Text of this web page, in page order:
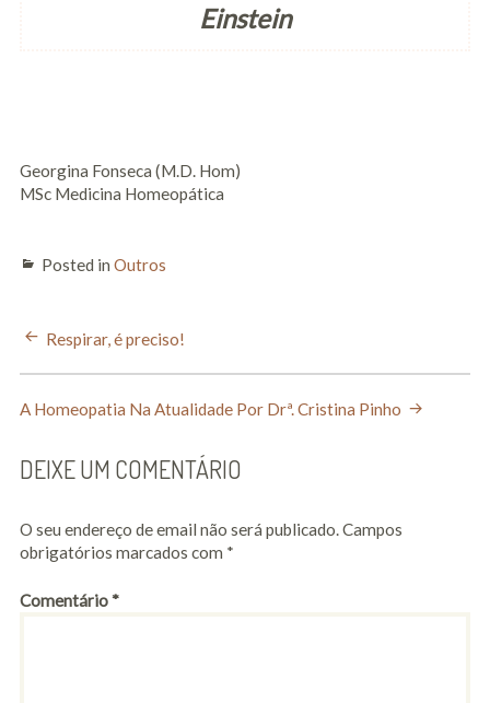
Einstein
Georgina Fonseca (M.D. Hom)
MSc Medicina Homeopática
Posted in Outros
POST
NAVIGATION
Respirar, é preciso!
A Homeopatia Na Atualidade Por Drª. Cristina Pinho
DEIXE UM COMENTÁRIO
O seu endereço de email não será publicado.Campos
obrigatórios marcados com *
Comentário*